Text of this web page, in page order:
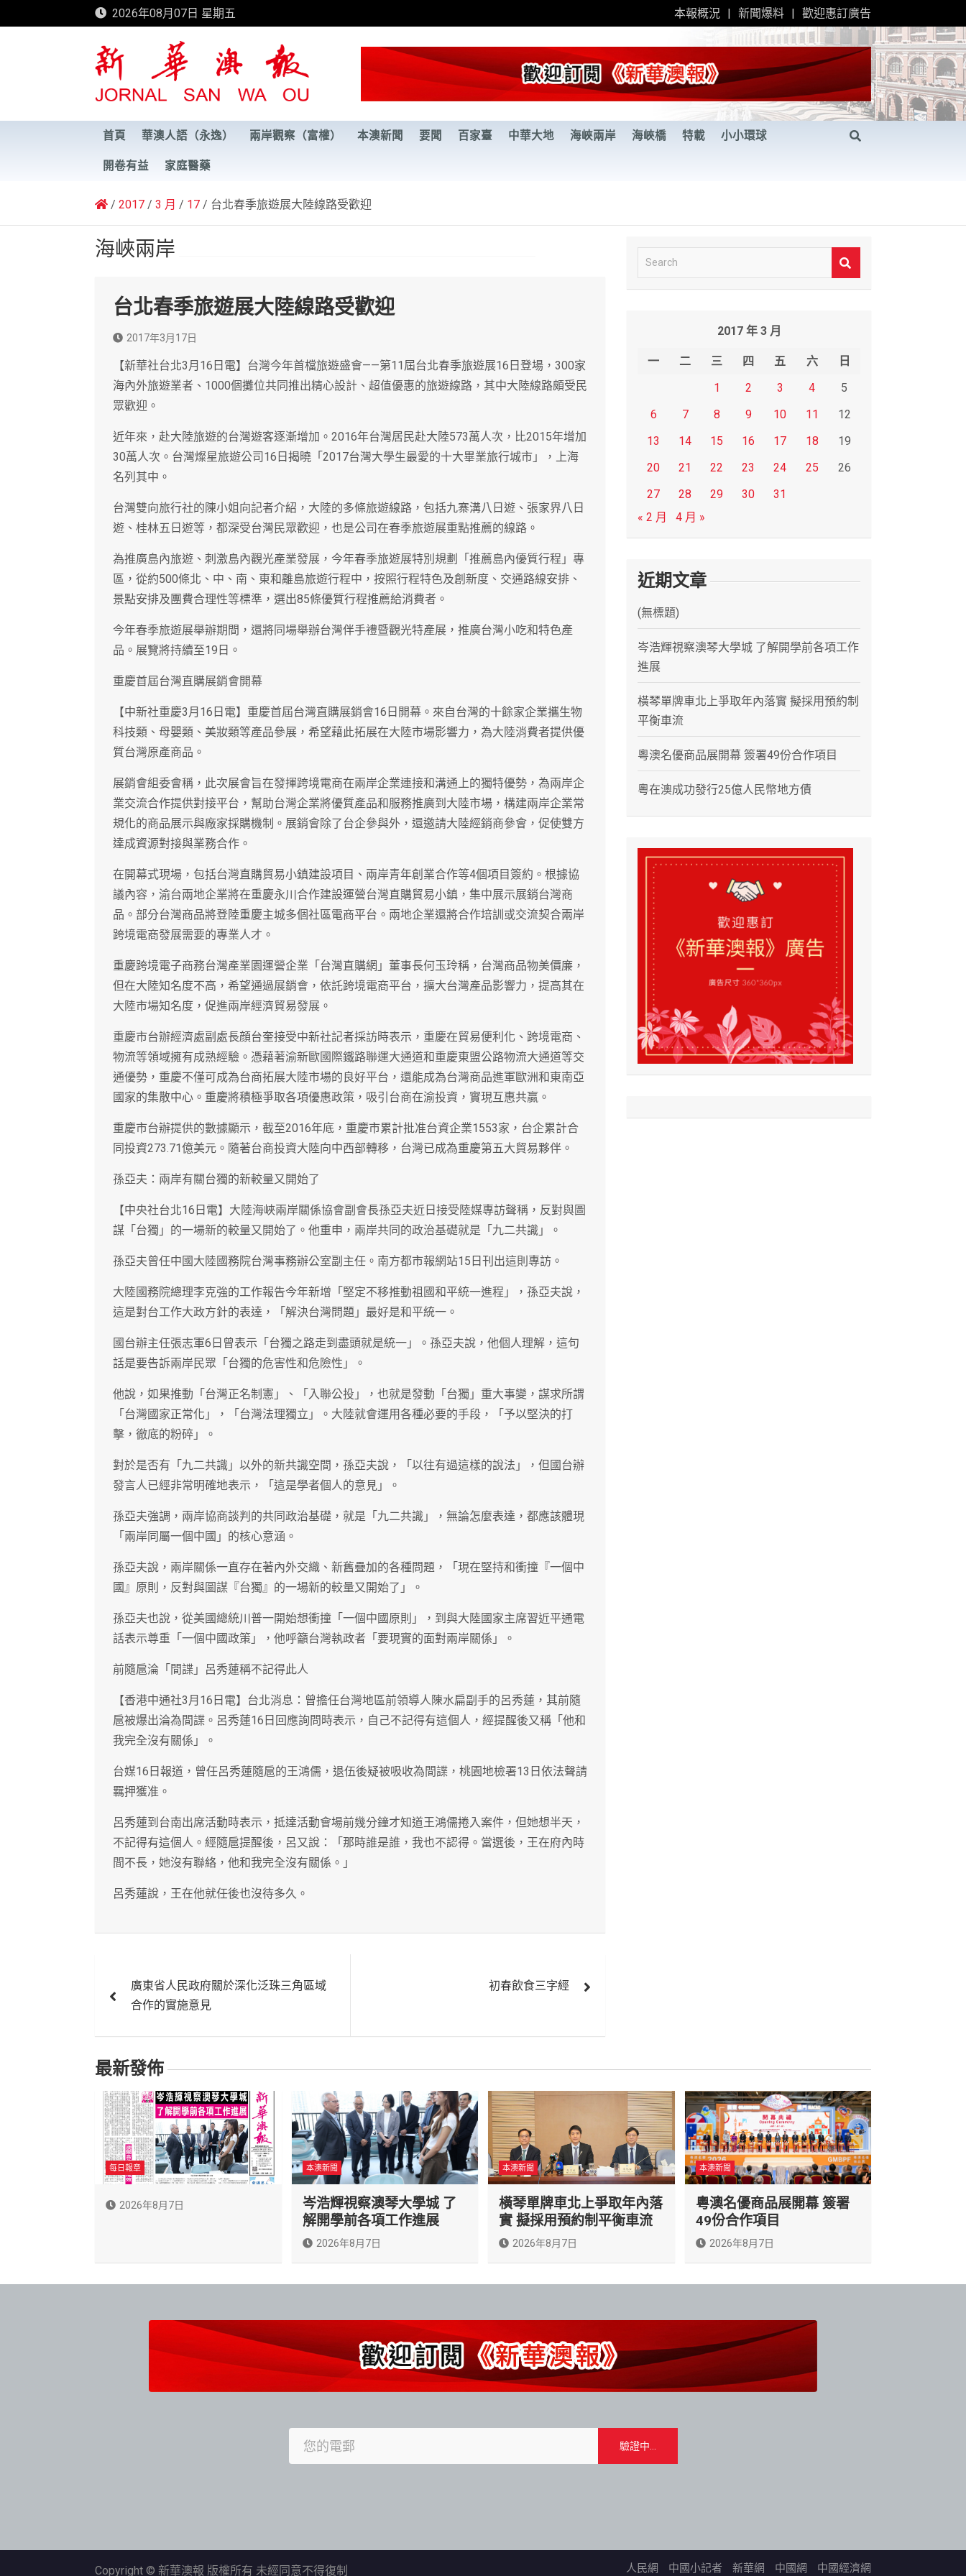
to
2026年08月07日 星期五 本報概況 新聞爆料 歡迎惠訂廣告
新華澳報
首頁 華澳人語（永逸） 兩岸觀察（富權） 本澳新聞 要聞 百家臺 中華大地 海峽兩岸 海峽橋 特載 小小環球
開卷有益 家庭醫藥
2017 3 月 17 台北春季旅遊展大陸線路受歡迎
海峽兩岸
台北春季旅遊展大陸線路受歡迎
2017年3月17日
【新華社台北3月16日電】台灣今年首檔旅遊盛會——第11屆台北春季旅遊展16日登場，300家
海內外旅遊業者、1000個攤位共同推出精心設計、超值優惠的旅遊線路，其中大陸線路頗受民
眾歡迎。
近年來，赴大陸旅遊的台灣遊客逐漸增加。2016年台灣居民赴大陸573萬人次，比2015年增加
30萬人次。台灣燦星旅遊公司16日揭曉「2017台灣大學生最愛的十大畢業旅行城市」，上海
名列其中。
台灣雙向旅行社的陳小姐向記者介紹，大陸的多條旅遊線路，包括九寨溝八日遊、張家界八日
遊、桂林五日遊等，都深受台灣民眾歡迎，也是公司在春季旅遊展重點推薦的線路。
為推廣島內旅遊、刺激島內觀光產業發展，今年春季旅遊展特別規劃「推薦島內優質行程」專
區，從約500條北、中、南、東和離島旅遊行程中，按照行程特色及創新度、交通路線安排、
景點安排及團費合理性等標準，選出85條優質行程推薦給消費者。
今年春季旅遊展舉辦期間，還將同場舉辦台灣伴手禮暨觀光特產展，推廣台灣小吃和特色產
品。展覽將持續至19日。
重慶首屆台灣直購展銷會開幕
【中新社重慶3月16日電】重慶首屆台灣直購展銷會16日開幕。來自台灣的十餘家企業攜生物
科技類、母嬰類、美妝類等產品參展，希望藉此拓展在大陸市場影響力，為大陸消費者提供優
質台灣原產商品。
展銷會組委會稱，此次展會旨在發揮跨境電商在兩岸企業連接和溝通上的獨特優勢，為兩岸企
業交流合作提供對接平台，幫助台灣企業將優質產品和服務推廣到大陸市場，構建兩岸企業常
規化的商品展示與廠家採購機制。展銷會除了台企參與外，還邀請大陸經銷商參會，促使雙方
達成資源對接與業務合作。
在開幕式現場，包括台灣直購貿易小鎮建設項目、兩岸青年創業合作等4個項目簽約。根據協
議內容，渝台兩地企業將在重慶永川合作建設運營台灣直購貿易小鎮，集中展示展銷台灣商
品。部分台灣商品將登陸重慶主城多個社區電商平台。兩地企業還將合作培訓或交流契合兩岸
跨境電商發展需要的專業人才。
重慶跨境電子商務台灣產業園運營企業「台灣直購網」董事長何玉玲稱，台灣商品物美價廉，
但在大陸知名度不高，希望通過展銷會，依託跨境電商平台，擴大台灣產品影響力，提高其在
大陸市場知名度，促進兩岸經濟貿易發展。
重慶市台辦經濟處副處長顔台奎接受中新社記者採訪時表示，重慶在貿易便利化、跨境電商、
物流等領域擁有成熟經驗。憑藉著渝新歐國際鐵路聯運大通道和重慶東盟公路物流大通道等交
通優勢，重慶不僅可成為台商拓展大陸市場的良好平台，還能成為台灣商品進軍歐洲和東南亞
國家的集散中心。重慶將積極爭取各項優惠政策，吸引台商在渝投資，實現互惠共贏。
重慶市台辦提供的數據顯示，截至2016年底，重慶市累計批准台資企業1553家，台企累計合
同投資273.71億美元。隨著台商投資大陸向中西部轉移，台灣已成為重慶第五大貿易夥伴。
孫亞夫：兩岸有關台獨的新較量又開始了
【中央社台北16日電】大陸海峽兩岸關係協會副會長孫亞夫近日接受陸媒專訪聲稱，反對與圖
謀「台獨」的一場新的較量又開始了。他重申，兩岸共同的政治基礎就是「九二共識」。
孫亞夫曾任中國大陸國務院台灣事務辦公室副主任。南方都市報網站15日刊出這則專訪。
大陸國務院總理李克強的工作報告今年新增「堅定不移推動祖國和平統一進程」，孫亞夫說，
這是對台工作大政方針的表達，「解決台灣問題」最好是和平統一。
國台辦主任張志軍6日曾表示「台獨之路走到盡頭就是統一」。孫亞夫說，他個人理解，這句
話是要告訴兩岸民眾「台獨的危害性和危險性」。
他說，如果推動「台灣正名制憲」、「入聯公投」，也就是發動「台獨」重大事變，謀求所謂
「台灣國家正常化」，「台灣法理獨立」。大陸就會運用各種必要的手段，「予以堅決的打
擊，徹底的粉碎」。
對於是否有「九二共識」以外的新共識空間，孫亞夫說，「以往有過這樣的說法」，但國台辦
發言人已經非常明確地表示，「這是學者個人的意見」。
孫亞夫強調，兩岸協商談判的共同政治基礎，就是「九二共識」，無論怎麼表達，都應該體現
「兩岸同屬一個中國」的核心意涵。
孫亞夫說，兩岸關係一直存在著內外交織、新舊疊加的各種問題，「現在堅持和衝撞『一個中
國』原則，反對與圖謀『台獨』的一場新的較量又開始了」。
孫亞夫也說，從美國總統川普一開始想衝撞「一個中國原則」，到與大陸國家主席習近平通電
話表示尊重「一個中國政策」，他呼籲台灣執政者「要現實的面對兩岸關係」。
前隨扈淪「間諜」呂秀蓮稱不記得此人
【香港中通社3月16日電】台北消息：曾擔任台灣地區前領導人陳水扁副手的呂秀蓮，其前隨
扈被爆出淪為間諜。呂秀蓮16日回應詢問時表示，自己不記得有這個人，經提醒後又稱「他和
我完全沒有關係」。
台媒16日報道，曾任呂秀蓮隨扈的王鴻儒，退伍後疑被吸收為間諜，桃園地檢署13日依法聲請
羈押獲准。
呂秀蓮到台南出席活動時表示，抵達活動會場前幾分鐘才知道王鴻儒捲入案件，但她想半天，
不記得有這個人。經隨扈提醒後，呂又說：「那時誰是誰，我也不認得。當選後，王在府內時
間不長，她沒有聯絡，他和我完全沒有關係。」
呂秀蓮說，王在他就任後也沒待多久。
章
覽
廣東省人民政府關於深化泛珠三角區域
合作的實施意見
初春飲食三字經
e
2017 年 3 月
一 二 三 四 五 六
日
1
2 3 4
5
6
7 8 9 10 11
12
13
14 15 16 17 18
19
20
21 22 23 24 25
26
27
28 29 30
31
« 2 月
4 月 »
近期文章
(無標題)
岑浩輝視察澳琴大學城 了解開學前各項工作
進展
橫琴單牌車北上爭取年內落實 擬採用預約制
平衡車流
粵澳名優商品展開幕 簽署49份合作項目
粵在澳成功發行25億人民幣地方債
最新發佈
每日報章
2026年8月7日
本澳新聞
岑浩輝視察澳琴大學城 了
解開學前各項工作進展
2026年8月7日
本澳新聞
橫琴單牌車北上爭取年內落
實 擬採用預約制平衡車流
2026年8月7日
本澳新聞
粵澳名優商品展開幕 簽署
49份合作項目
2026年8月7日
人民網 中國小記者 新華網 中國網 中國經濟網
Copyright © 新華澳報 版權所有 未經同意不得復制